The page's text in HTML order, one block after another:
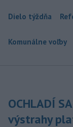
Dielo týždňa
Komunálne voľby
OCHLADÍ
výstrahy